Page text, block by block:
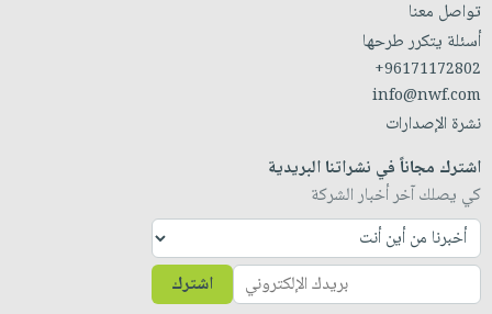
تواصل معنا
أسئلة يتكرر طرحها
+96171172802
info@nwf.com
نشرة الإصدارات
اشترك مجاناً في نشراتنا البريدية
كي يصلك آخر أخبار الشركة
اشترك